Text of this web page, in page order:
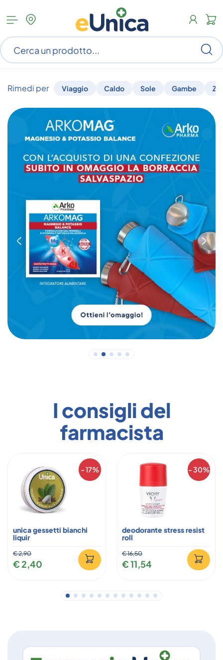
Apri
menu
categorie
Rimedi per Viaggio Caldo Sole Gambe
I consigli del
farmacista
- 17%
unica gessetti bianchi
liquir
€ 2,90
€ 2,40
- 30%
deodorante stress resist
roll
€ 16,50
€ 11,54